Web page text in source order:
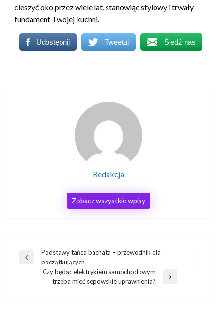
cieszyć oko przez wiele lat, stanowiąc stylowy i trwały
fundament Twojej kuchni.
Udostępnij Tweetuj Śledź nas
Redakcja
Zobacz wszystkie wpisy
Nawigacja
wpisu
Poprzedni
Podstawy tańca bachata – przewodnik dla
początkujących
Następny
Czy będąc elektrykiem samochodowym
trzeba mieć sepowskie uprawnienia?